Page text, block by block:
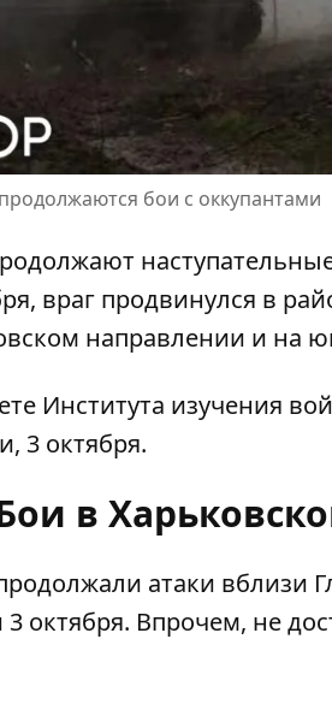
бои с оккупантами
враг продвинулся в
направлении и на
Института изучения
3 октября.
в
атаки вблизи
3 октября. Впрочем, не